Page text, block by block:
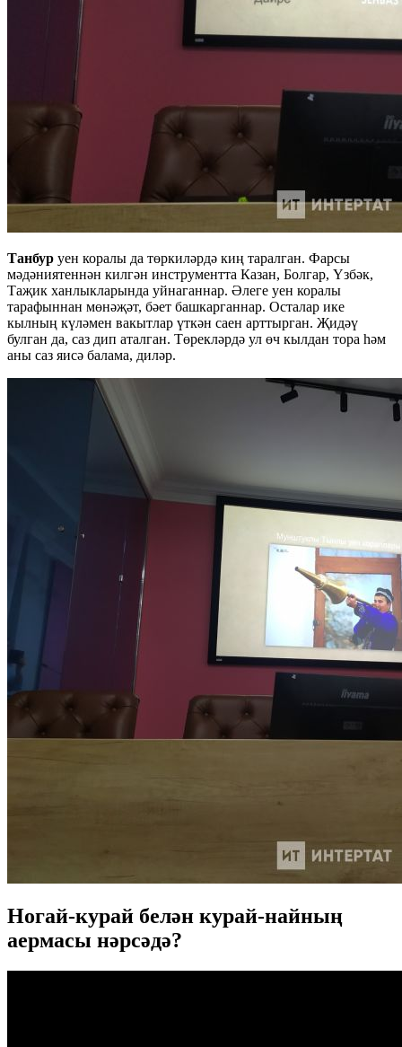
Танбур уен коралы да төркиләрдә киң таралган. Фарсы
мәдәниятеннән килгән инструментта Казан, Болгар, Үзбәк,
Таҗик ханлыкларында уйнаганнар. Әлеге уен коралы
тарафыннан мөнәҗәт, бәет башкарганнар. Осталар ике
кылның күләмен вакытлар үткән саен арттырган. Җидәү
булган да, саз дип аталган. Төрекләрдә ул өч кылдан тора һәм
аны саз яисә балама, диләр.
Ногай-курай белән курай-найның
аермасы нәрсәдә?